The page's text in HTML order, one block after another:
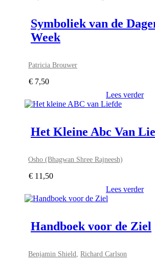
Symboliek van de
Week
Patricia Brouwer
€ 7,50
Lees verder
Het Kleine Abc Van
Osho (Bhagwan Shree Rajneesh)
€ 11,50
Lees verder
Handboek voor de Ziel
Benjamin Shield,Richard Carlson